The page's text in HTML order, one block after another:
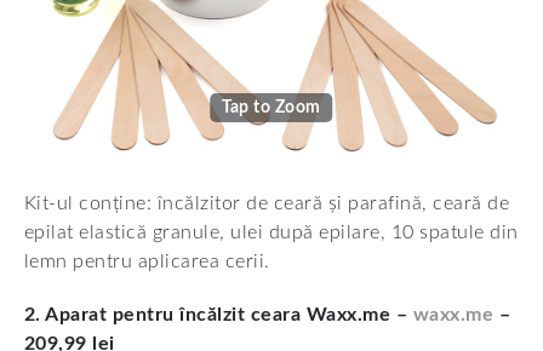
Tap to Zoom
Kit-ul conține: încălzitor de ceară și parafină, ceară de
epilat elastică granule, ulei după epilare, 10 spatule din
lemn pentru aplicarea cerii.
2. Aparat pentru încălzit ceara Waxx.me – waxx.me –
209,99 lei